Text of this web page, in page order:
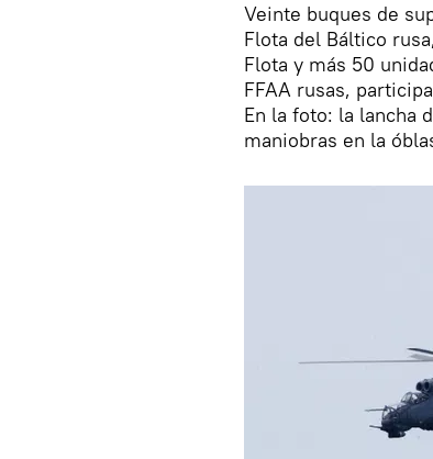
Veinte buques de
Flota del Báltico
Flota y más 50
FFAA rusas,
En la foto: la lancha
maniobras en la